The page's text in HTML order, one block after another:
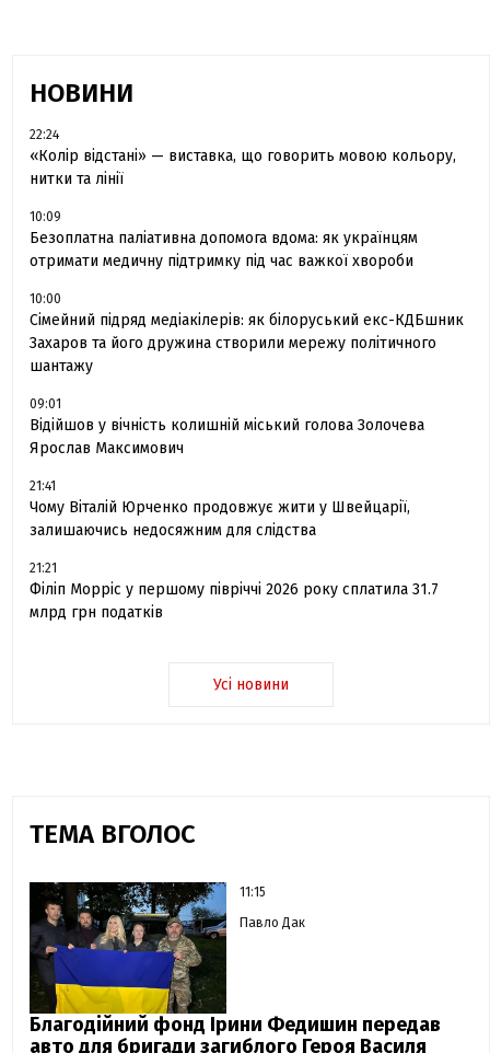
НОВИНИ
22:24
«Колір відстані» — виставка, що говорить мовою кольору,
нитки та лінії
10:09
Безоплатна паліативна допомога вдома: як українцям
отримати медичну підтримку під час важкої хвороби
10:00
Сімейний підряд медіакілерів: як білоруський екс-КДБшник
Захаров та його дружина створили мережу політичного
шантажу
09:01
Відійшов у вічність колишній міський голова Золочева
Ярослав Максимович
21:41
Чому Віталій Юрченко продовжує жити у Швейцарії,
залишаючись недосяжним для слідства
21:21
Філіп Морріс у першому півріччі 2026 року сплатила 31.7
млрд грн податків
Усі новини
ТЕМА ВГОЛОС
11:15
Павло Дак
Благодійний фонд Ірини Федишин передав
авто для бригади загиблого Героя Василя